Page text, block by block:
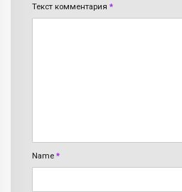
Текст комментария *
Name *